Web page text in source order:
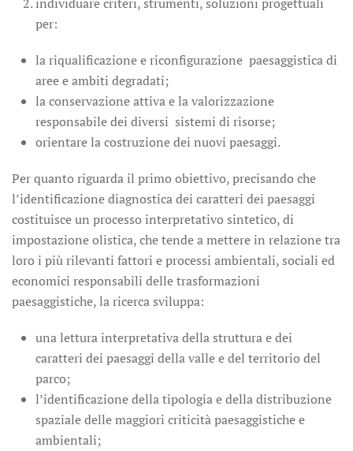
per:
la riqualificazione e riconfigurazione paesaggistica di
aree e ambiti degradati;
la conservazione attiva e la valorizzazione
responsabile dei diversi sistemi di risorse;
orientare la costruzione dei nuovi paesaggi.
Per quanto riguarda il primo obiettivo, precisando che
l’identificazione diagnostica dei caratteri dei paesaggi
costituisce un processo interpretativo sintetico, di
impostazione olistica, che tende a mettere in relazione tra
loro i più rilevanti fattori e processi ambientali, sociali ed
economici responsabili delle trasformazioni
paesaggistiche, la ricerca sviluppa:
una lettura interpretativa della struttura e dei
caratteri dei paesaggi della valle e del territorio del
parco;
l’identificazione della tipologia e della distribuzione
spaziale delle maggiori criticità paesaggistiche e
ambientali;